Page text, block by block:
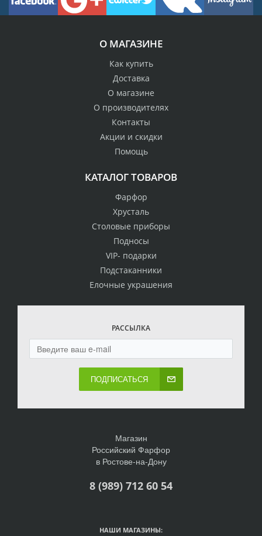
О МАГАЗИНЕ
Как купить
Доставка
О магазине
О производителях
Контакты
Акции и скидки
Помощь
КАТАЛОГ ТОВАРОВ
Фарфор
Хрусталь
Столовые приборы
Подносы
VIP- подарки
Подстаканники
Елочные украшения
РАССЫЛКА
ПОДПИСАТЬСЯ
Магазин
Российский Фарфор
в Ростове-на-Дону
8 (989) 712 60 54
НАШИ МАГАЗИНЫ: